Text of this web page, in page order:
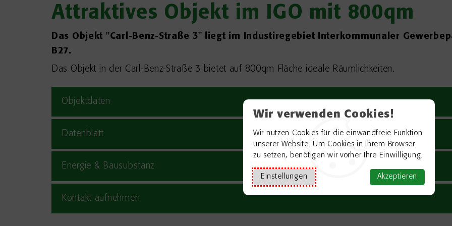
Wir verwenden Cookies!
Wir nutzen Cookies für die einwandfreie Funktion
unserer Website. Um Cookies in Ihrem Browser
zu setzen, benötigen wir vorher Ihre Einwilligung.
Einstellungen Akzeptieren
Attraktives Objekt im IGO mit 800qm
Das Objekt "Carl-Benz-Straße 3" liegt im Industiregebiet Interkommunaler
B27.
Das Objekt in der Carl-Benz-Straße 3 bietet auf 800qm Fläche ideale Räumlichkeiten.
Objektdaten
Datenblatt
Energie & Bausubstanz
Kontakt aufnehmen